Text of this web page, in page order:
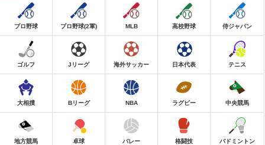
プロ野球 プロ野球(2軍) MLB 高校野球 侍ジャパン
ゴルフ Jリーグ 海外サッカー 日本代表 テニス
大相撲 Bリーグ NBA ラグビー 中央競馬
地方競馬 卓球 バレー 格闘技 バドミントン